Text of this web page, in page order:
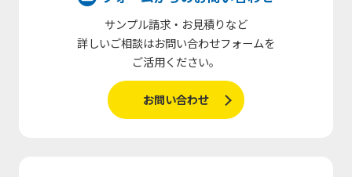
サンプル請求・お見積りなど
詳しいご相談はお問い合わせフォームを
ご活用ください。
お問い合わせ